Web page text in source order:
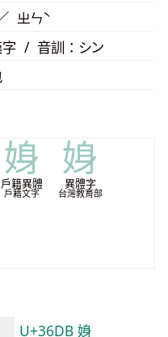
ㄓㄣˋ
字 / 音訓：シン
㛛
戶籍異體
戶籍文字
㛛
異體字
台灣教育部
U+36DB 㛛